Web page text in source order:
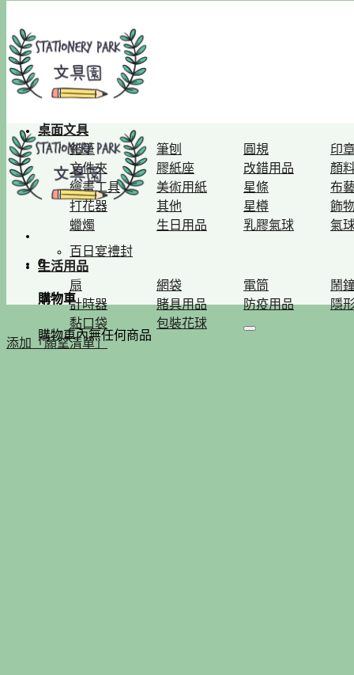
0
購物車
購物車內無任何商品
桌面文具
鉛筆
筆刨 圓規
印
文件夾
膠紙座 改錯用品
顏
繪畫工具
美術用紙 星條
布
打花器
其他 星樽
飾
蠟燭
生日用品 乳膠氣球 氣
百日宴禮封
生活用品
扇
網袋 電筒
鬧
計時器
賭具用品 防疫用品
隱
黏口袋
包裝花球
添加「願望清單」